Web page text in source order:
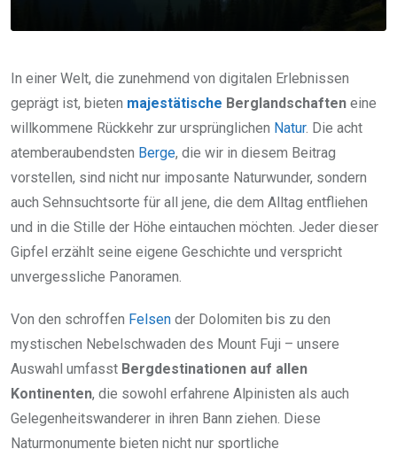
In einer Welt, die zunehmend von digitalen Erlebnissen
geprägt ist, bieten majestätische Berglandschaften eine
willkommene Rückkehr zur ursprünglichen Natur. Die acht
atemberaubendsten Berge, die wir in diesem Beitrag
vorstellen, sind nicht nur imposante Naturwunder, sondern
auch Sehnsuchtsorte für all jene, die dem Alltag entfliehen
und in die Stille der Höhe eintauchen möchten. Jeder dieser
Gipfel erzählt seine eigene Geschichte und verspricht
unvergessliche Panoramen.
Von den schroffen Felsen der Dolomiten bis zu den
mystischen Nebelschwaden des Mount Fuji – unsere
Auswahl umfasst Bergdestinationen auf allen
Kontinenten, die sowohl erfahrene Alpinisten als auch
Gelegenheitswanderer in ihren Bann ziehen. Diese
Naturmonumente bieten nicht nur sportliche